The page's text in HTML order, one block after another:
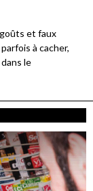
et faux
à cacher,
le